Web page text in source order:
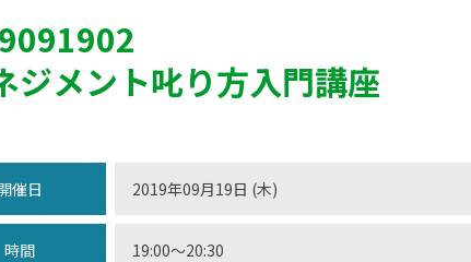
ジメント叱り方入門講座
催日 2019年09月19日 (木)
時間 19:00〜20:30